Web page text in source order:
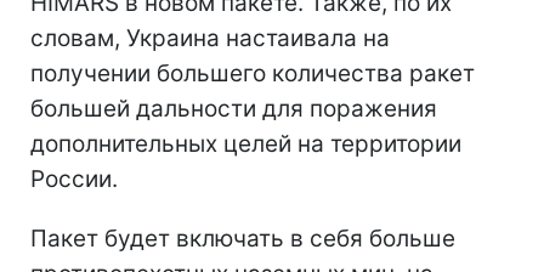
словам, Украина настаивала на
получении большего количества ракет
большей дальности для поражения
дополнительных целей на территории
России.
Пакет будет включать в себя больше